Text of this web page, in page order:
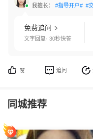
我擅长： #指导开户# #
免费追问
文字回复· 30秒快答
赞 追问
同城推荐